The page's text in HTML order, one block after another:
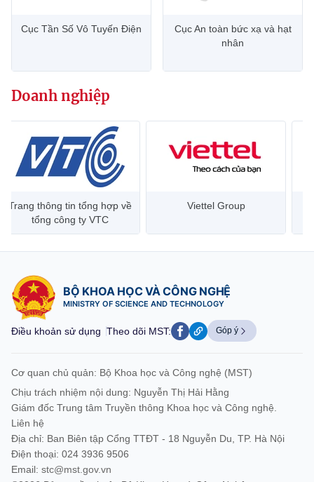
Cục Tần Số Vô Tuyến Điện
Cục An toàn bức xạ và hạt
nhân
Doanh nghiệp
Trang thông tin tổng hợp về
tổng công ty VTC
Viettel Group
BỘ KHOA HỌC VÀ CÔNG NGHỆ
MINISTRY OF SCIENCE AND TECHNOLOGY
Điều khoản sử dụng Theo dõi MST: Góp ý
Cơ quan chủ quản: Bộ Khoa học và Công nghệ (MST)
Chịu trách nhiệm nội dung: Nguyễn Thị Hải Hằng
Giám đốc Trung tâm Truyền thông Khoa học và Công nghệ.
Liên hệ
Địa chỉ: Ban Biên tập Cổng TTĐT - 18 Nguyễn Du, TP. Hà Nội
Điện thoại: 024 3936 9506
Email: stc@mst.gov.vn